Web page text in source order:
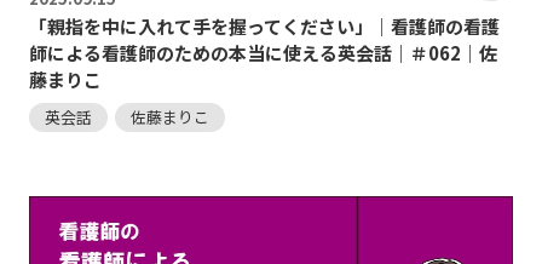
「親指を中に入れて手を握ってください」｜看護師の看護
師による看護師のための本当に使える英会話｜＃062｜佐
藤まりこ
英会話 佐藤まりこ